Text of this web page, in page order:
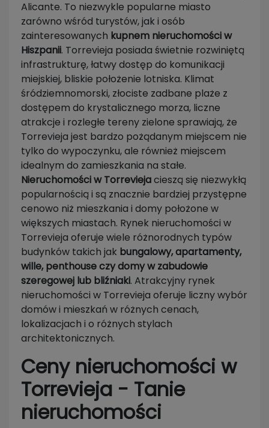
Alicante. To niezwykle popularne miasto
zarówno wśród turystów, jak i osób
zainteresowanych kupnem nieruchomości w
Hiszpanii. Torrevieja posiada świetnie rozwiniętą
infrastrukturę, łatwy dostęp do komunikacji
miejskiej, bliskie położenie lotniska. Klimat
śródziemnomorski, złociste zadbane plaże z
dostępem do krystalicznego morza, liczne
atrakcje i rozległe tereny zielone sprawiają, że
Torrevieja jest bardzo pożądanym miejscem nie
tylko do wypoczynku, ale również miejscem
idealnym do zamieszkania na stałe.
Nieruchomości w Torreviejacieszą się niezwykłą
popularnością i są znacznie bardziej przystępne
cenowo niż mieszkania i domy położone w
większych miastach. Rynek nieruchomości w
Torrevieja oferuje wiele różnorodnych typów
budynków takich jak bungalowy, apartamenty,
wille, penthouse czy domy w zabudowie
szeregowej lub bliźniaki. Atrakcyjny rynek
nieruchomości w Torrevieja oferuje liczny wybór
domów i mieszkań w różnych cenach,
lokalizacjach i o różnych stylach
architektonicznych.
Ceny nieruchomości w
Torrevieja - Tanie
nieruchomości